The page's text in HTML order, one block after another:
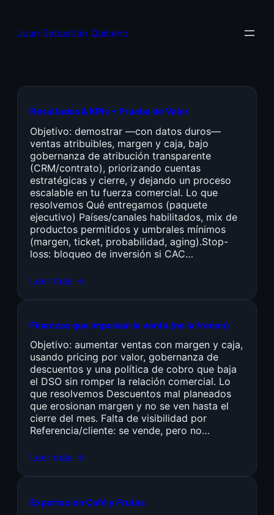
Juan Sebastián Quiceno
Resultados & KPIs + Prueba de Valor
Objetivo: demostrar —con datos duros—
ventas atribuibles, margen y caja, bajo
gobernanza de atribución transparente
(CRM/contrato), priorizando cuentas
estratégicas y cierre, y dejando un proceso
escalable en tu fuerza comercial. Lo que
resolvemos Qué entregamos (paquete
ejecutivo) Países/canales habilitados, mix de
productos permitidos y umbrales mínimos
(margen, ticket, probabilidad, aging).Stop-
loss: bloqueo de inversión si CAC…
Leer más →
Finanzas que impulsan la venta (no la frenan)
Objetivo: aumentar ventas con margen y caja,
usando pricing por valor, gobernanza de
descuentos y una política de cobro que baja
el DSO sin romper la relación comercial. Lo
que resolvemos Descuentos mal planeados
que erosionan margen y no se ven hasta el
cierre del mes. Falta de visibilidad por
Referencia/cliente: se vende, pero no…
Leer más →
Exportación Café y Frutas